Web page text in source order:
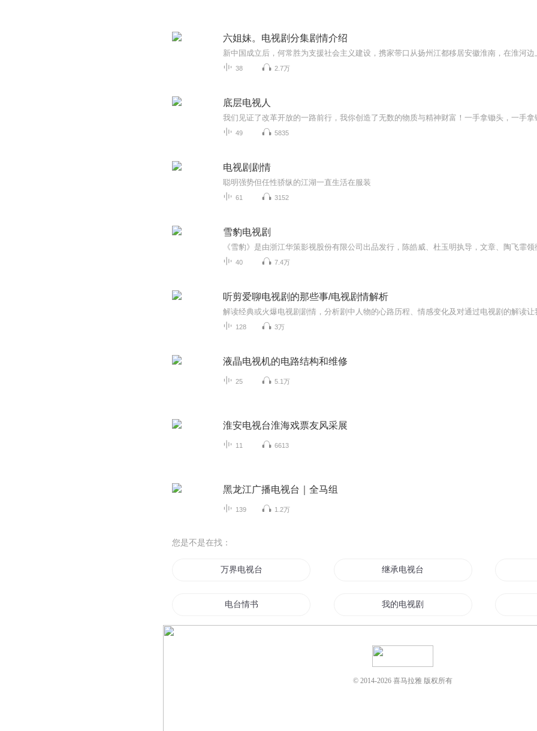
六姐妹。电视剧分集剧情介绍
38 2.7万
底层电视人
49 5835
电视剧剧情
聪明强势但任性骄纵的江湖一直生活在服装
61 3152
雪豹电视剧
40 7.4万
听剪爱聊电视剧的那些事/电视剧情解析
解读经典或火爆电视剧剧情，分析剧中人物的心路历程、情感变化及对通过电视剧的解读让
128 3万
液晶电视机的电路结构和维修
25 5.1万
淮安电视台淮海戏票友风采展
11 6613
黑龙江广播电视台｜全马组
139 1.2万
您是不是在找：
万界电视台 继承电视台在五六七
电台情书 我的电视剧世界
© 2014-2026 喜马拉雅 版权所有